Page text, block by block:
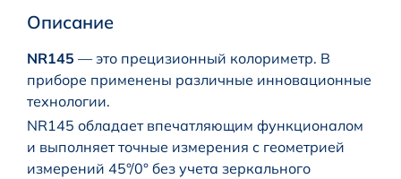
Описание
NR145 — это прецизионный колориметр. В
приборе применены различные инновационные
технологии.
NR145 обладает впечатляющим функционалом
и выполняет точные измерения с геометрией
измерений 45°/0° без учета зеркального